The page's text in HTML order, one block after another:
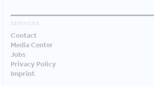
SERVICES
Contact
Media Center
Jobs
Privacy Policy
Imprint